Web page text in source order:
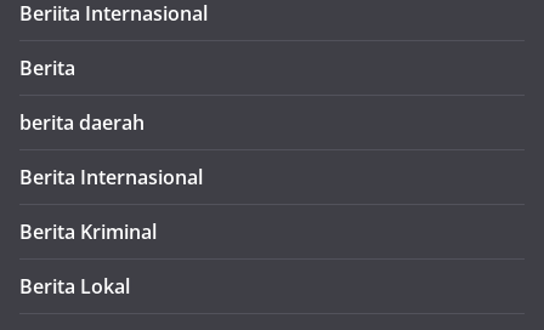
Beriita Internasional
Berita
berita daerah
Berita Internasional
Berita Kriminal
Berita Lokal